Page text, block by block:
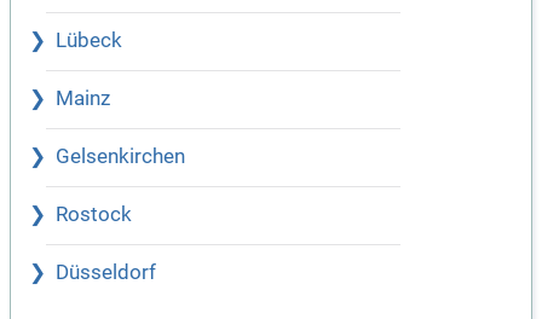
Lübeck
Mainz
Gelsenkirchen
Rostock
Düsseldorf